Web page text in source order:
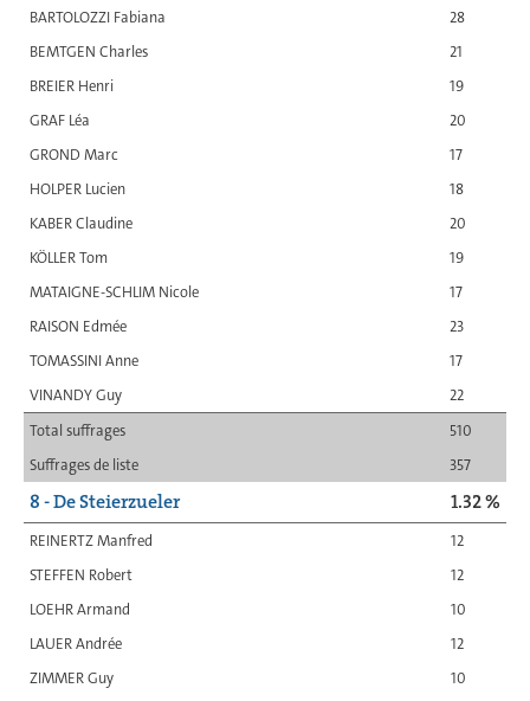
BARTOLOZZI Fabiana
28
BEMTGEN Charles
21
BREIER Henri
19
GRAF Léa
20
GROND Marc
17
HOLPER Lucien
18
KABER Claudine
20
KÖLLER Tom
19
MATAIGNE-SCHLIM Nicole
17
RAISON Edmée
23
TOMASSINI Anne
17
VINANDY Guy
22
Total suffrages
510
Suffrages de liste
357
8 - De Steierzueler 1.32 %
REINERTZ Manfred
12
STEFFEN Robert
12
LOEHR Armand
10
LAUER Andrée
12
ZIMMER Guy
10